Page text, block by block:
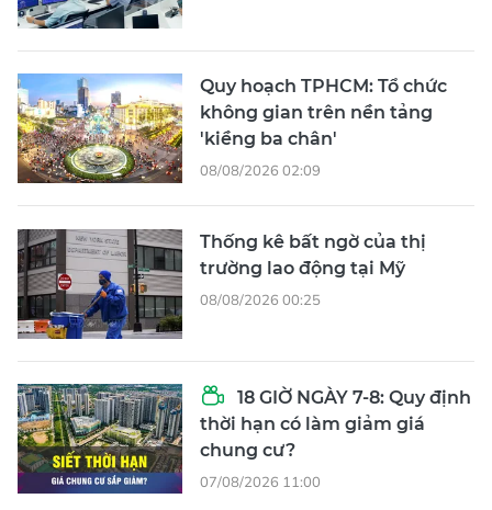
Quy hoạch TPHCM: Tổ chức
không gian trên nền tảng
'kiềng ba chân'
08/08/2026 02:09
Thống kê bất ngờ của thị
trường lao động tại Mỹ
08/08/2026 00:25
18 GIỜ NGÀY 7-8: Quy định
thời hạn có làm giảm giá
chung cư?
07/08/2026 11:00